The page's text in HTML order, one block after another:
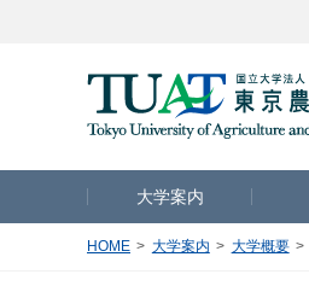
大学案内
HOME 大学案内 大学概要